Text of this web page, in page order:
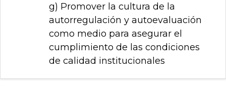
g) Promover la cultura de la
autorregulación y autoevaluación
como medio para asegurar el
cumplimiento de las condiciones
de calidad institucionales